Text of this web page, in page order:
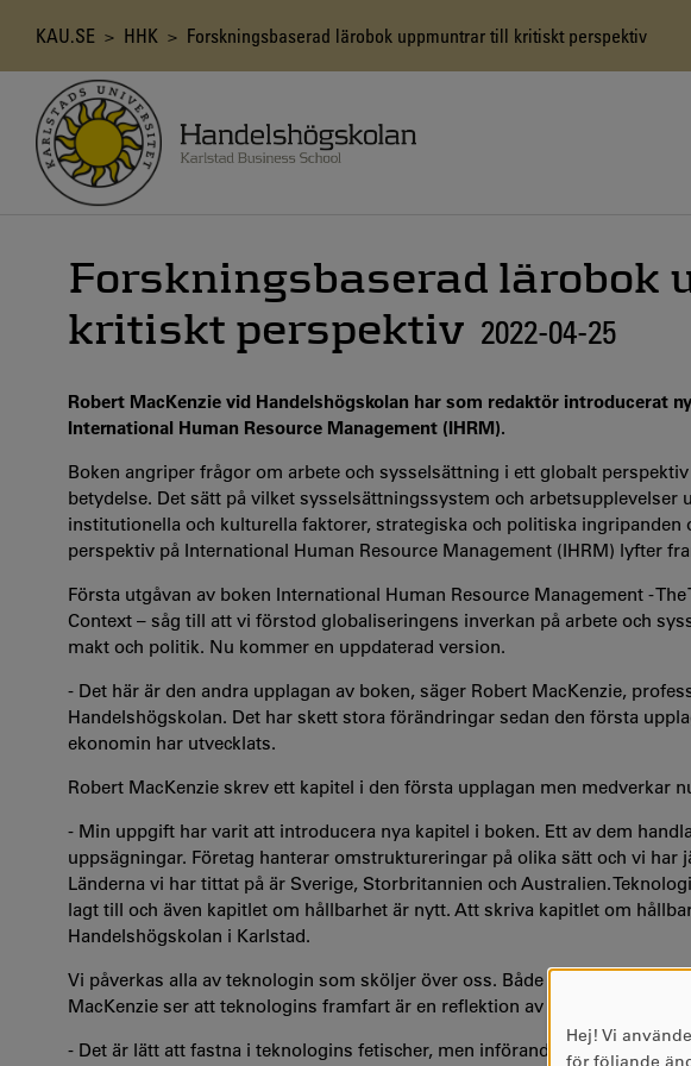
Länkstig
KAU.SE > HHK > Forskningsbaserad lärobok uppmuntrar till kritiskt perspektiv
Forskningsbaserad lärobok
kritiskt perspektiv 2022-04-25
Robert MacKenzie vid Handelshögskolan har som redaktör introducerat
International Human Resource Management (IHRM).
Boken angriper frågor om arbete och sysselsättning i ett globalt
betydelse. Det sätt på vilket sysselsättningssystem och arbetsupplevelser
institutionella och kulturella faktorer, strategiska och politiska ingripanden
perspektiv på International Human Resource Management (IHRM) lyfter
Första utgåvan av boken International Human Resource Management -
Context – såg till att vi förstod globaliseringens inverkan på arbete och
makt och politik. Nu kommer en uppdaterad version.
- Det här är den andra upplagan av boken, säger Robert MacKenzie,
Handelshögskolan. Det har skett stora förändringar sedan den första
ekonomin har utvecklats.
Robert MacKenzie skrev ett kapitel i den första upplagan men medverkar
- Min uppgift har varit att introducera nya kapitel i boken. Ett av dem
uppsägningar. Företag hanterar omstruktureringar på olika sätt och vi har
Länderna vi har tittat på är Sverige, Storbritannien och Australien.
lagt till och även kapitlet om hållbarhet är nytt. Att skriva kapitlet om
Handelshögskolan i Karlstad.
Vi påverkas alla av teknologin som sköljer över oss. Både arbete och fritid
MacKenzie ser att teknologins framfart är en reflektion av många saker.
- Det är lätt att fastna i teknologins fetischer, men införandet av teknologi
Användning
Hej! Vi
för följande